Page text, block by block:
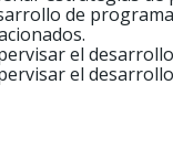
de
el
el